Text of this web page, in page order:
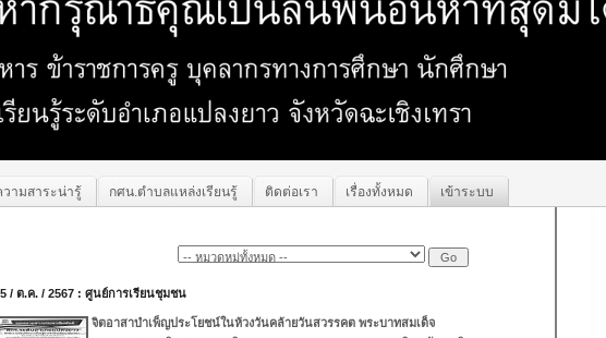
ามสาระน่ารู้ กศน.ตำบลแหล่งเรียนรู้ ติดต่อเรา เรื่องทั้งหมด เข้าระบบ
/ ต.ค. / 2567 : ศูนย์การเรียนชุมชน
จิตอาสาบำเพ็ญประโยชน์ในห้วงวันคล้ายวันสวรรคต พระบาทสมเด็จ